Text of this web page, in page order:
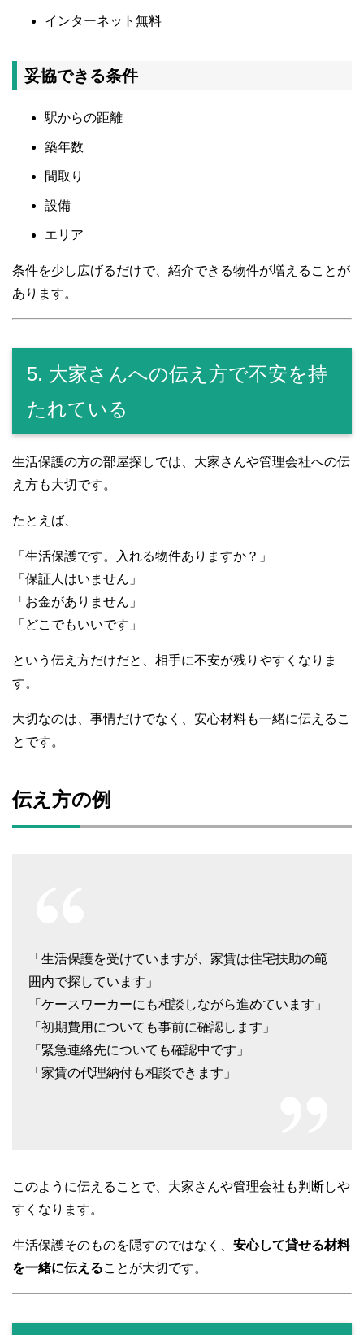
インターネット無料
妥協できる条件
駅からの距離
築年数
間取り
設備
エリア
条件を少し広げるだけで、紹介できる物件が増えることが
あります。
5. 大家さんへの伝え方で不安を持
たれている
生活保護の方の部屋探しでは、大家さんや管理会社への伝
え方も大切です。
たとえば、
「生活保護です。入れる物件ありますか？」
「保証人はいません」
「お金がありません」
「どこでもいいです」
という伝え方だけだと、相手に不安が残りやすくなりま
す。
大切なのは、事情だけでなく、安心材料も一緒に伝えるこ
とです。
伝え方の例
「生活保護を受けていますが、家賃は住宅扶助の範
囲内で探しています」
「ケースワーカーにも相談しながら進めています」
「初期費用についても事前に確認します」
「緊急連絡先についても確認中です」
「家賃の代理納付も相談できます」
このように伝えることで、大家さんや管理会社も判断しや
すくなります。
生活保護そのものを隠すのではなく、 安心して貸せる材料
を一緒に伝えることが大切です。